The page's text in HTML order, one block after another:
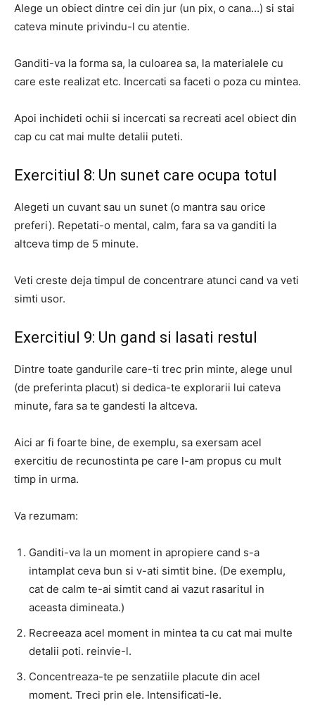
Alege un obiect dintre cei din jur (un pix, o cana…) si stai
cateva minute privindu-l cu atentie.
Ganditi-va la forma sa, la culoarea sa, la materialele cu
care este realizat etc. Incercati sa faceti o poza cu mintea.
Apoi inchideti ochii si incercati sa recreati acel obiect din
cap cu cat mai multe detalii puteti.
Exercitiul 8: Un sunet care ocupa totul
Alegeti un cuvant sau un sunet (o mantra sau orice
preferi). Repetati-o mental, calm, fara sa va ganditi la
altceva timp de 5 minute.
Veti creste deja timpul de concentrare atunci cand va veti
simti usor.
Exercitiul 9: Un gand si lasati restul
Dintre toate gandurile care-ti trec prin minte, alege unul
(de preferinta placut) si dedica-te explorarii lui cateva
minute, fara sa te gandesti la altceva.
Aici ar fi foarte bine, de exemplu, sa exersam acel
exercitiu de recunostinta pe care l-am propus cu mult
timp in urma.
Va rezumam:
Ganditi-va la un moment in apropiere cand s-a
intamplat ceva bun si v-ati simtit bine. (De exemplu,
cat de calm te-ai simtit cand ai vazut rasaritul in
aceasta dimineata.)
Recreeaza acel moment in mintea ta cu cat mai multe
detalii poti. reinvie-l.
Concentreaza-te pe senzatiile placute din acel
moment. Treci prin ele. Intensificati-le.